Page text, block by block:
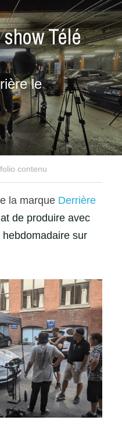
Télé
le
contenu
la marque Derrière
de produire avec
sur